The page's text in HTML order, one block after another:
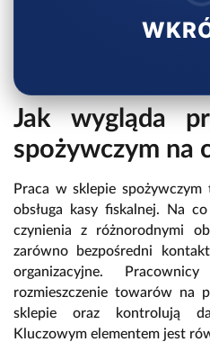
Jak wygląda
spożywczym na
Praca w sklepie
obsługa kasy fiskalnej. Na
czynienia z różnorodnymi
zarówno bezpośredni
organizacyjne.
rozmieszczenie towarów na
sklepie oraz kontrolują
Kluczowym elementem jest